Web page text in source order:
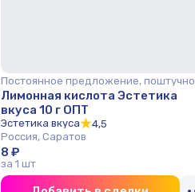
Постоянное предложение, поштучно
Лимонная кислота Эстетика
вкуса 10 г ОПТ
Эстетика вкуса
4,5
Россия, Саратов
8 ₽
за 1 шт